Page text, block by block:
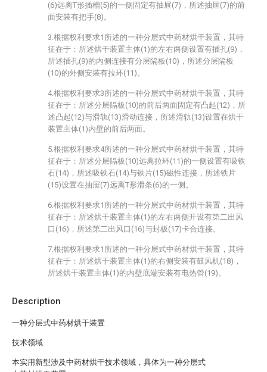
Description
一种分层式中药材烘干装置
技术领域
本实用新型涉及中药材烘干技术领域，具体为一种分层式
(6)远离T形插槽(5)的一侧固定有抽屉(7)，所述抽屉(7)的前
面安装有把手(8)。
3.根据权利要求1所述的一种分层式中药材烘干装置，其特
征在于：所述烘干装置主体(1)的左右两侧设置有插孔(9)，
所述插孔(9)的内侧连接有分层隔板(10)，所述分层隔板
(10)的外侧安装有拉环(11)。
4.根据权利要求3所述的一种分层式中药材烘干装置，其特
征在于：所述分层隔板(10)的前后两面固定有凸起(12)，所
述凸起(12)与滑轨(13)滑动连接，所述滑轨(13)设置在烘干
装置主体(1)内壁的前后两面。
5.根据权利要求4所述的一种分层式中药材烘干装置，其特
征在于：所述分层隔板(10)远离拉环(11)的一侧设置有吸铁
石(14)，所述吸铁石(14)与铁片(15)磁性连接，所述铁片
(15)设置在抽屉(7)远离T形滑条(6)的一侧。
6.根据权利要求1所述的一种分层式中药材烘干装置，其特
征在于：所述烘干装置主体(1)的左右两侧开设有第二出风
口(16)，所述第二出风口(16)与封板(17)卡合连接。
7.根据权利要求1所述的一种分层式中药材烘干装置，其特
征在于：所述烘干装置主体(1)的右侧安装有鼓风机(18)，
所述烘干装置主体(1)的内壁底端安装有电热管(19)。